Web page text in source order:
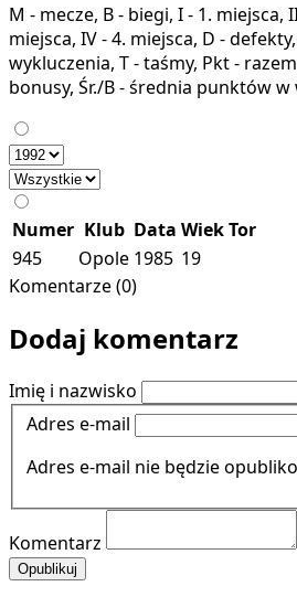
M - mecze, B - biegi, I - 1. miejsca,
miejsca, IV - 4. miejsca, D -
wykluczenia, T - taśmy, Pkt -
bonusy, Śr./B - średnia punktów w
Numer Klub Data WiekTor
945
Opole 1985 19
Komentarze (0)
Dodaj komentarz
Imię i nazwisko
Adres e-mail
Adres e-mail nie będzie
Komentarz
Opublikuj